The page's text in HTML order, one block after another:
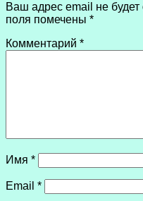
Ваш адрес email не будет
поля помечены *
Комментарий *
Имя *
Email *